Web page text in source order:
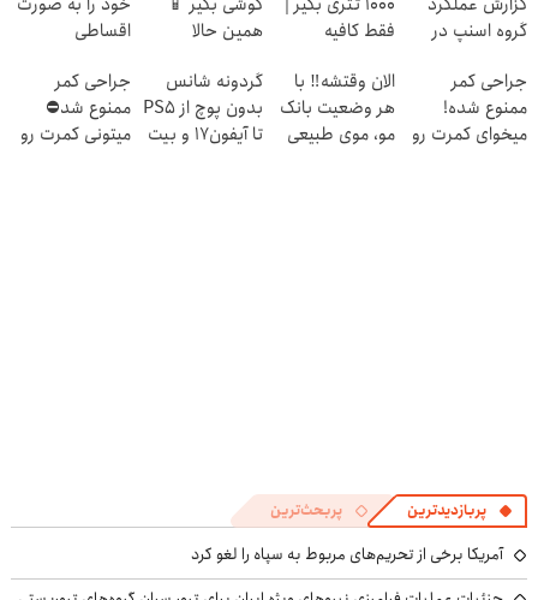
گروه اسنپ در
فقط کافیه
!!!
همین حالا
بده 🎯
اقساطی
جراحی کمر
ممنوع شده!
میخوای کمرت رو
الان وقتشه‼️ با
هر وضعیت بانک
مو، موی طبیعی
گردونه شانس
بدون پوچ از PS5
تا آیفون17 و بیت
جراحی کمر
ممنوع شد⛔
میتونی کمرت رو
پربازدیدترین پربحث‌ترین
آمریکا برخی از تحریم‌های مربوط به سپاه را لغو کرد